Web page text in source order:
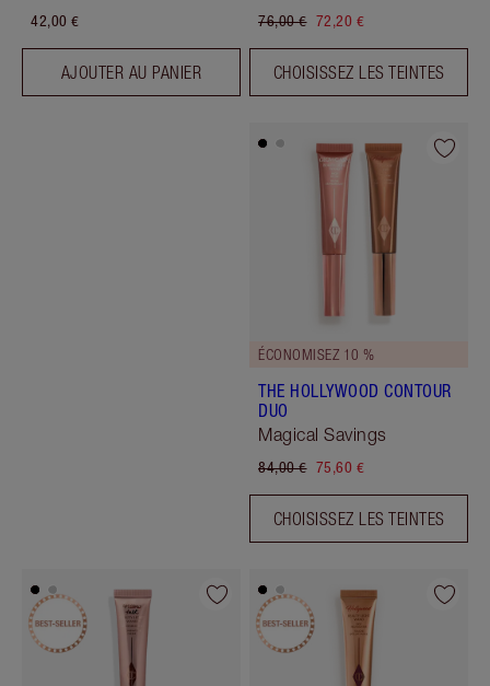
42,00 €
AJOUTER AU PANIER
76,00 € 72,20 €
CHOISISSEZ LES TEINTES
ÉCONOMISEZ 10 %
THE HOLLYWOOD CONTOUR
DUO
Magical Savings
84,00 € 75,60 €
CHOISISSEZ LES TEINTES